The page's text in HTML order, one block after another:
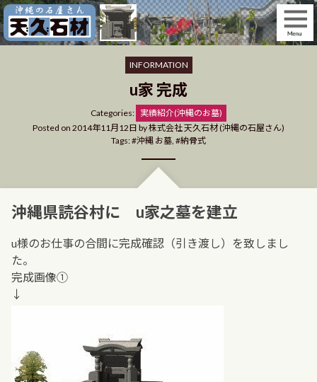
Skip
to
content
INFORMATION
u家 完成
Categories: Categories
実績紹介(沖縄のお墓)
Posted on 2014年11月12日 by株式会社 天久石材 (沖縄の石屋さん)
Tags: 沖縄 お墓, 納骨式
沖縄県読谷村に u家之墓を建立
u様のお仕事の合間に完成確認（引き渡し）を致しまし
た。
完成画像①
↓